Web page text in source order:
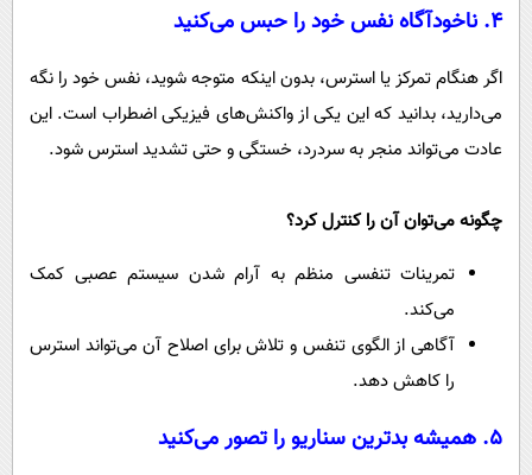
۴. ناخودآگاه نفس خود را حبس می‌کنید
اگر هنگام تمرکز یا استرس، بدون اینکه متوجه شوید، نفس خود را نگه
می‌دارید، بدانید که این یکی از واکنش‌های فیزیکی اضطراب است. این
عادت می‌تواند منجر به سردرد، خستگی و حتی تشدید استرس شود.
چگونه می‌توان آن را کنترل کرد؟
تمرینات تنفسی منظم به آرام شدن سیستم عصبی کمک
می‌کند.
آگاهی از الگوی تنفس و تلاش برای اصلاح آن می‌تواند استرس
را کاهش دهد.
۵. همیشه بدترین سناریو را تصور می‌کنید